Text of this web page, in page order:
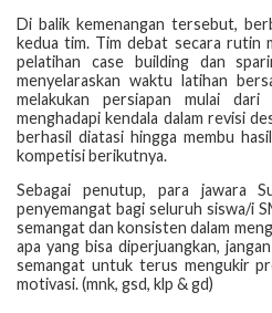
Di balik kemenangan tersebut,
kedua tim. Tim debat secara rutin
pelatihan case building dan
menyelaraskan waktu latihan
melakukan persiapan mulai dari
menghadapi kendala dalam revisi
berhasil diatasi hingga membu
kompetisi berikutnya.
Sebagai penutup, para jawara
penyemangat bagi seluruh siswa/i
semangat dan konsisten dalam
apa yang bisa diperjuangkan,
semangat untuk terus mengukir
motivasi. (mnk, gsd, klp & gd)